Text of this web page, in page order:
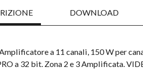
DOWNLOAD
a 11 canali, 150 W per
a 32 bit. Zona 2 e 3 Amplificata.